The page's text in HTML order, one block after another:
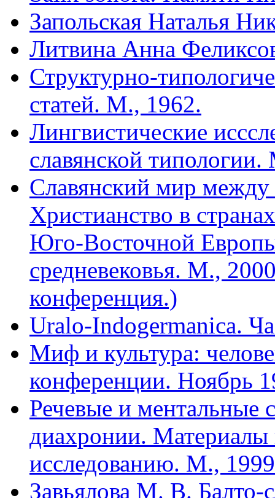
Запольская Наталья
Литвина Анна
Структурно-
статей. М., 1962.
Лингвистические
славянской
Славянский мир
Христианство в
Юго-Восточной
средневековья. М.,
конференция.)
Uralo-Indogermanica.
Миф и культура:
конференции. Ноябрь
Речевые и ментальные
диахронии. Материалы
исследованию. М.,
Завьялова М. В. Балто-